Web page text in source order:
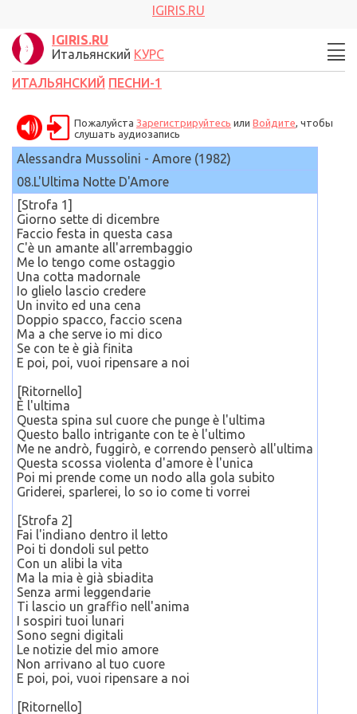
IGIRIS.RU
IGIRIS.RU
Итальянский КУРС
ИТАЛЬЯНСКИЙ ПЕСНИ-1
Пожалуйста Зарегистрируйтесь или Войдите, чтобы
слушать аудиозапись
Alessandra Mussolini - Amore (1982)
08.L'Ultima Notte D'Amore
[Strofa 1]
Giorno sette di dicembre
Faccio festa in questa casa
C'è un amante all'arrembaggio
Me lo tengo come ostaggio
Una cotta madornale
Io glielo lascio credere
Un invito ed una cena
Doppio spacco, faccio scena
Ma a che serve io mi dico
Se con te è già finita
E poi, poi, vuoi ripensare a noi
[Ritornello]
È l'ultima
Questa spina sul cuore che punge è l'ultima
Questo ballo intrigante con te è l'ultimo
Me ne andrò, fuggirò, e correndo penserò all'ultima
Questa scossa violenta d'amore è l'unica
Poi mi prende come un nodo alla gola subito
Griderei, sparlerei, lo so io come ti vorrei
[Strofa 2]
Fai l'indiano dentro il letto
Poi ti dondoli sul petto
Con un alibi la vita
Ma la mia è già sbiadita
Senza armi leggendarie
Ti lascio un graffio nell'anima
I sospiri tuoi lunari
Sono segni digitali
Le notizie del mio amore
Non arrivano al tuo cuore
E poi, poi, vuoi ripensare a noi
[Ritornello]